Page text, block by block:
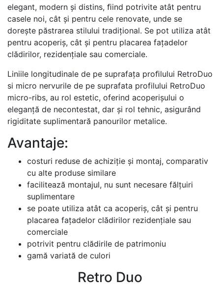
elegant, modern și distins, ﬁind potrivite atât pentru
casele noi, cât și pentru cele renovate, unde se
dorește păstrarea stilului tradițional. Se pot utiliza atât
pentru acoperiș, cât și pentru placarea fațadelor
clădirilor, rezidențiale sau comerciale.
Liniile longitudinale de pe suprafața proﬁlului RetroDuo
si micro nervurile de pe suprafata profilului RetroDuo
micro-ribs, au rol estetic, oferind acoperișului o
eleganță de necontestat, dar și rol tehnic, asigurând
rigiditate suplimentară panourilor metalice.
Avantaje:
costuri reduse de achiziție și montaj, comparativ
cu alte produse similare
facilitează montajul, nu sunt necesare fălțuiri
suplimentare
se poate utiliza atât ca acoperiș, cât și pentru
placarea fațadelor clădirilor rezidențiale sau
comerciale
potrivit pentru clădirile de patrimoniu
gamă variată de culori
Retro Duo